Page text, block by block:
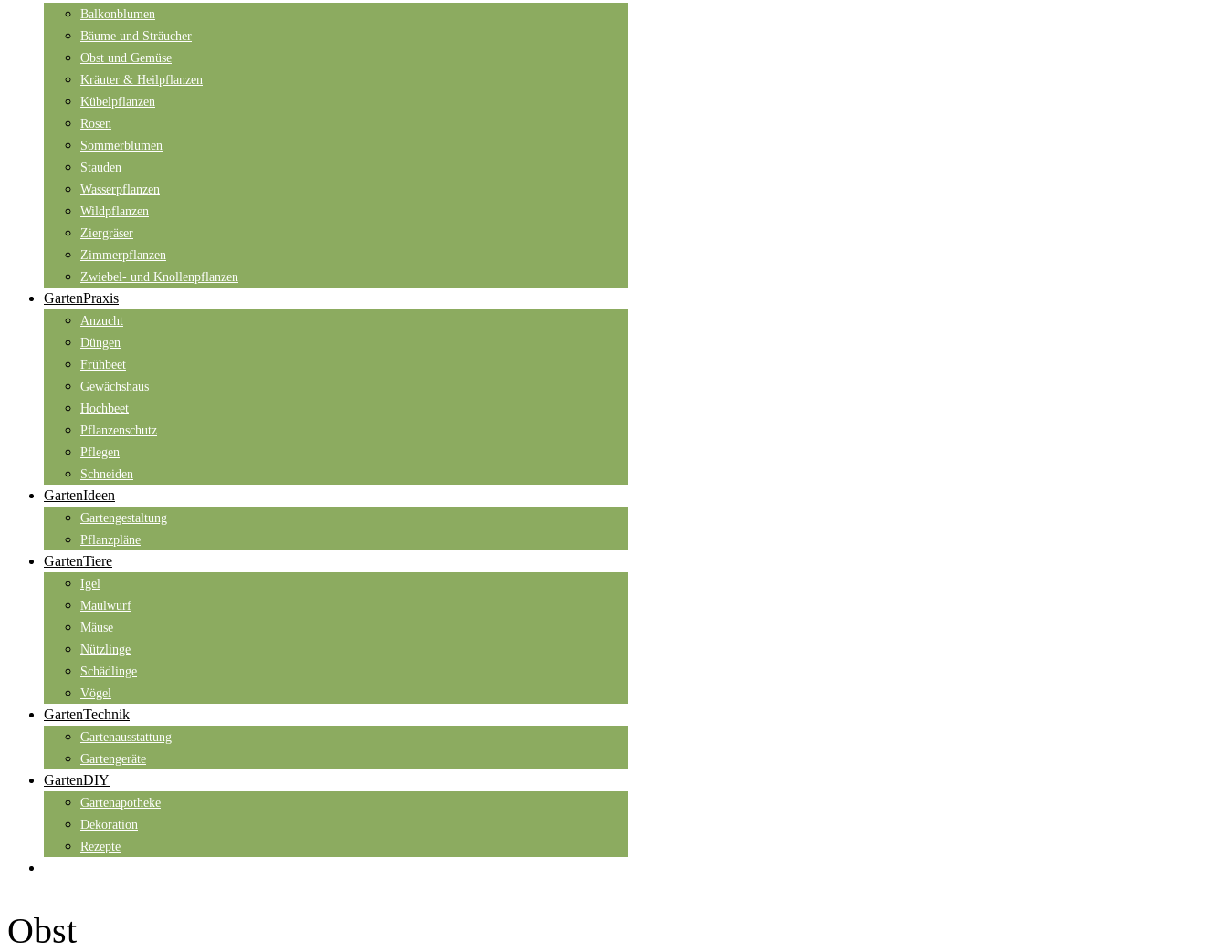
Balkonblumen
Bäume und Sträucher
Obst und Gemüse
Kräuter & Heilpflanzen
Kübelpflanzen
Rosen
Sommerblumen
Stauden
Wasserpflanzen
Wildpflanzen
Ziergräser
Zimmerpflanzen
Zwiebel- und Knollenpflanzen
GartenPraxis
Anzucht
Düngen
Frühbeet
Gewächshaus
Hochbeet
Pflanzenschutz
Pflegen
Schneiden
GartenIdeen
Gartengestaltung
Pflanzpläne
GartenTiere
Igel
Maulwurf
Mäuse
Nützlinge
Schädlinge
Vögel
GartenTechnik
Gartenausstattung
Gartengeräte
GartenDIY
Gartenapotheke
Dekoration
Rezepte
Obst